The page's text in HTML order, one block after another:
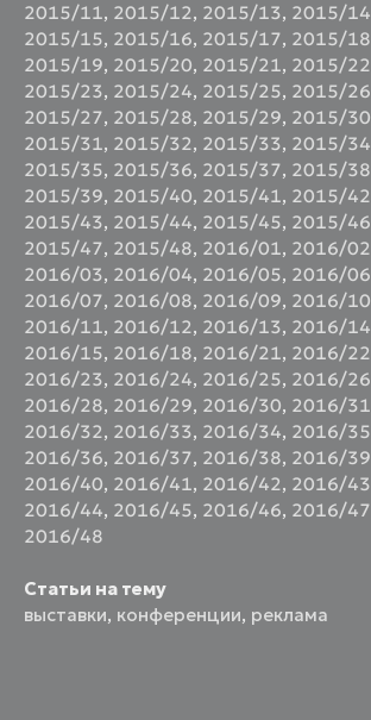
2015/11, 2015/12, 2015/13, 2015/14
2015/15, 2015/16, 2015/17, 2015/18
2015/19, 2015/20, 2015/21, 2015/22
2015/23, 2015/24, 2015/25, 2015/26
2015/27, 2015/28, 2015/29, 2015/30
2015/31, 2015/32, 2015/33, 2015/34
2015/35, 2015/36, 2015/37, 2015/38
2015/39, 2015/40, 2015/41, 2015/42
2015/43, 2015/44, 2015/45, 2015/46
2015/47, 2015/48, 2016/01, 2016/02
2016/03, 2016/04, 2016/05, 2016/06
2016/07, 2016/08, 2016/09, 2016/10
2016/11, 2016/12, 2016/13, 2016/14
2016/15, 2016/18, 2016/21, 2016/22
2016/23, 2016/24, 2016/25, 2016/26
2016/28, 2016/29, 2016/30, 2016/31
2016/32, 2016/33, 2016/34, 2016/35
2016/36, 2016/37, 2016/38, 2016/39
2016/40, 2016/41, 2016/42, 2016/43
2016/44, 2016/45, 2016/46, 2016/47
2016/48
Статьи на тему
выставки, конференции, реклама